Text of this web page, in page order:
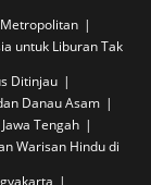
Metropolitan
untuk Liburan Tak
Ditinjau
Danau Asam
Tengah
Warisan Hindu di